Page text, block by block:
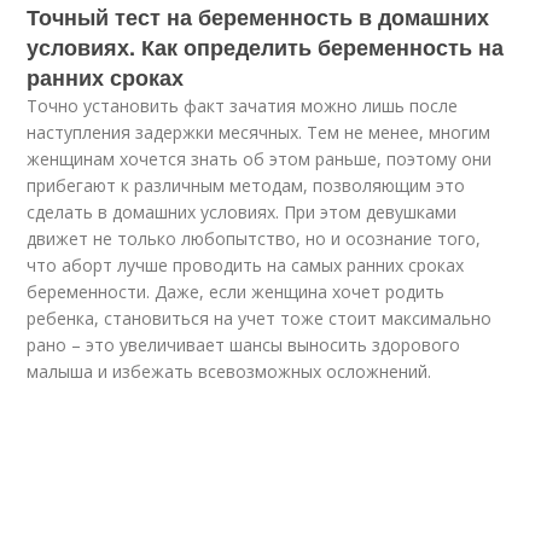
Точный тест на беременность в домашних
условиях. Как определить беременность на
ранних сроках
Точно установить факт зачатия можно лишь после
наступления задержки месячных. Тем не менее, многим
женщинам хочется знать об этом раньше, поэтому они
прибегают к различным методам, позволяющим это
сделать в домашних условиях. При этом девушками
движет не только любопытство, но и осознание того,
что аборт лучше проводить на самых ранних сроках
беременности. Даже, если женщина хочет родить
ребенка, становиться на учет тоже стоит максимально
рано – это увеличивает шансы выносить здорового
малыша и избежать всевозможных осложнений.